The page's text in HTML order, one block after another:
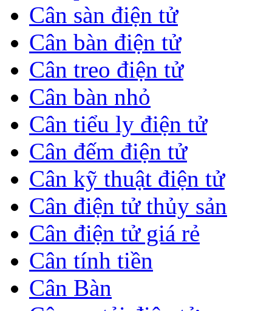
Cân sàn điện tử
Cân bàn điện tử
Cân treo điện tử
Cân bàn nhỏ
Cân tiểu ly điện tử
Cân đếm điện tử
Cân kỹ thuật điện tử
Cân điện tử thủy sản
Cân điện tử giá rẻ
Cân tính tiền
Cân Bàn